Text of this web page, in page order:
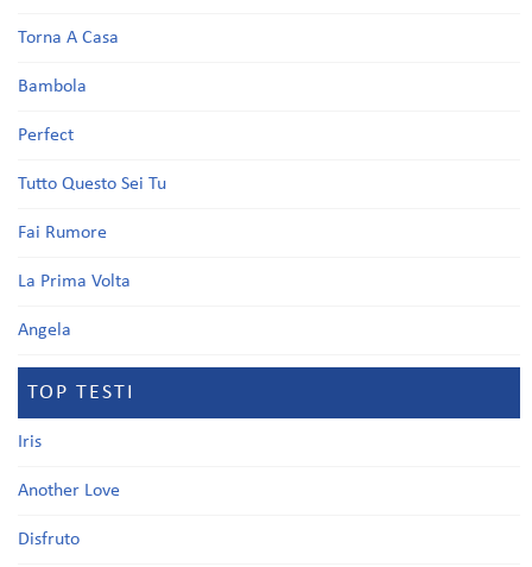
Torna A Casa
Bambola
Perfect
Tutto Questo Sei Tu
Fai Rumore
La Prima Volta
Angela
TOP TESTI
Iris
Another Love
Disfruto